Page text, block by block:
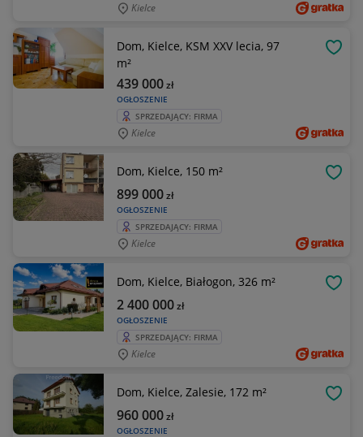
Kielce
Dom, Kielce, KSM XXV lecia, 97
m²
OGŁOSZENIE
439 000zł
SPRZEDAJĄCY: FIRMA
Kielce
Dom, Kielce, 150 m²
OGŁOSZENIE
899 000zł
SPRZEDAJĄCY: FIRMA
Kielce
Dom, Kielce, Białogon, 326 m²
OGŁOSZENIE
2 400 000zł
SPRZEDAJĄCY: FIRMA
Kielce
Dom, Kielce, Zalesie, 172 m²
OGŁOSZENIE
960 000zł